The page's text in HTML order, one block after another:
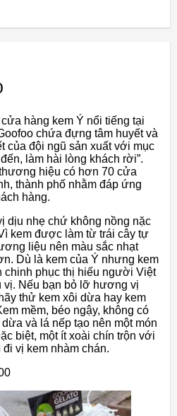
cửa hàng kem Ý nổi tiếng tại
chứa đựng tâm huyết và
của đội ngũ sản xuất với mục
làm hài lòng khách rời”.
hiệu có hơn 70 cửa
thành phố nhằm đáp ứng
hàng.
dịu nhẹ chứ không nồng nặc
kem được làm từ trái cây tự
liệu nên màu sắc nhạt
Dù là kem của Ý nhưng kem
chinh phục thị hiếu người Việt
vị. Nếu bạn bỏ lỡ hương vị
thử kem xôi dừa hay kem
mềm, béo ngậy, không có
và lá nếp tạo nên một món
biệt, một ít xoài chín trộn với
vị kem nhàm chán.